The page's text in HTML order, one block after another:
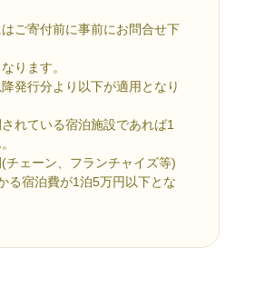
ご寄付前に事前にお問合せ下
ります。
発行分より以下が適用となり
れている宿泊施設であれば1
チェーン、フランチャイズ等)
る宿泊費が1泊5万円以下とな